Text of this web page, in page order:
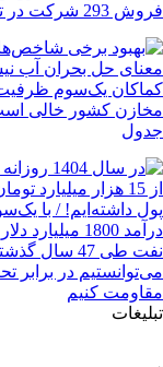
فروش 293 شرکت در تیرماه افت کرد
تبلیغات